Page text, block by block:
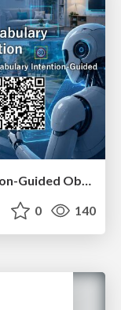
[MIRU26] Open-Vocabulary Intention-Guided Object Detection in Diverse Scenes
0 140